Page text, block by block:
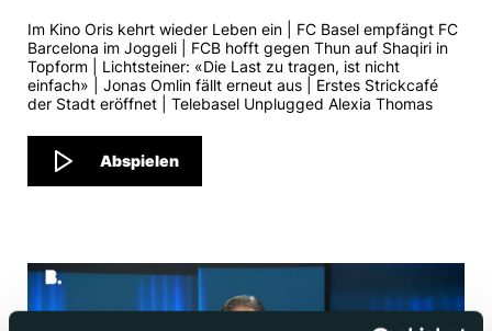
Im Kino Oris kehrt wieder Leben ein | FC Basel empfängt FC
Barcelona im Joggeli | FCB hofft gegen Thun auf Shaqiri in
Topform | Lichtsteiner: «Die Last zu tragen, ist nicht
einfach» | Jonas Omlin fällt erneut aus | Erstes Strickcafé
der Stadt eröffnet | Telebasel Unplugged Alexia Thomas
Abspielen